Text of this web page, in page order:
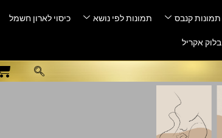
תמונות קנבס תמונות לפי נושא כיסוי לארון חשמל
בלוק אקריל